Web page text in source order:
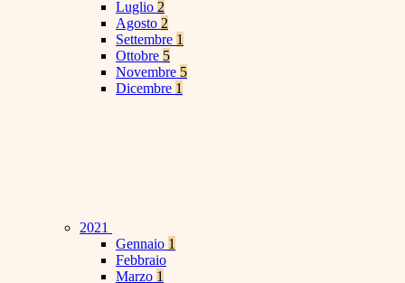
Luglio 2
Agosto 2
Settembre 1
Ottobre 5
Novembre 5
Dicembre 1
2021
Gennaio 1
Febbraio
Marzo 1